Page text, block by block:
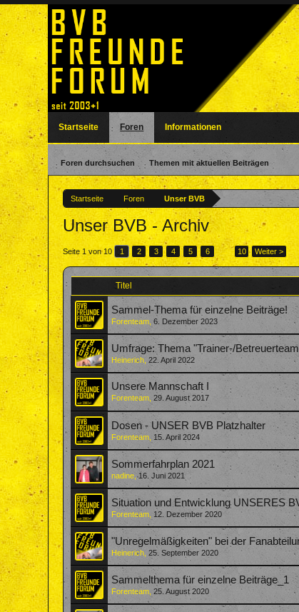
Startseite Foren Unser BVB
Unser BVB - Archiv
Seite 1 von 10 1 2 3 4 5 6 → 10 Weiter >
Titel
Sammel-Thema für einzelne Beiträge!
Forenteam ,6. Dezember 2023
Umfrage: Thema "Trainer-/
Heinerich ,22. April 2022
Unsere Mannschaft I
Forenteam ,29. August 2017
Dosen - UNSER BVB Platzhalter
Forenteam 15. April 2024
Sommerfahrplan 2021
nadine ,16. Juni 2021
Situation und Entwicklung UNSERES
Forenteam 12. Dezember 2020
"Unregelmäßigkeiten" bei der
Heinerich ,25. September 2020
Sammelthema für einzelne Beiträge_1
Forenteam ,25. August 2020
Startseite Foren
Foren durchsuchen Themen mit aktuellen Beiträgen
Informationen